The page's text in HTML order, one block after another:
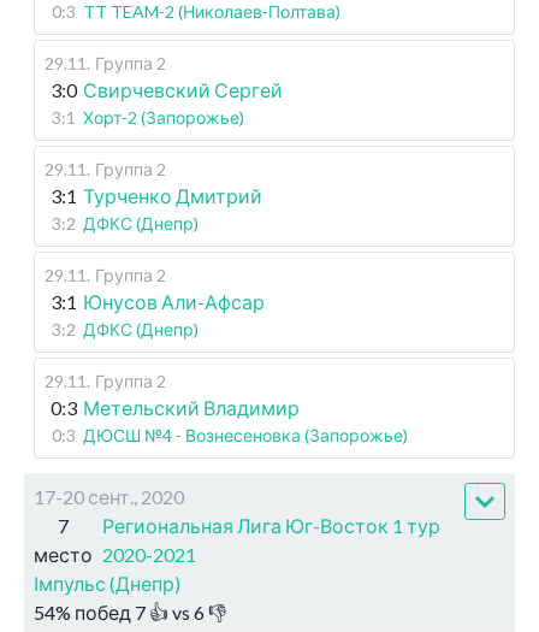
0:3 TT TEAM-2 (Николаев-Полтава)
29.11 . Группа 2
3:0 Свирчевский Сергей
3:1 Хорт-2 (Запорожье)
29.11 . Группа 2
3:1 Турченко Дмитрий
3:2 ДФКС (Днепр)
29.11 . Группа 2
3:1 Юнусов Али-Афсар
3:2 ДФКС (Днепр)
29.11 . Группа 2
0:3 Метельский Владимир
0:3 ДЮСШ №4 - Вознесеновка (Запорожье)
17-20 сент., 2020
7
место
Региональная Лига Юг-Восток 1 тур
2020-2021
Імпульс (Днепр)
54% побед 7 👍 vs 6👎